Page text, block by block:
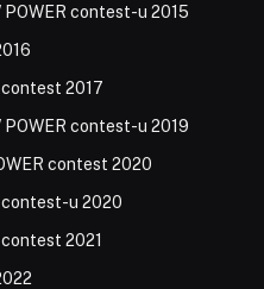
POWER contest-u 2015
contest 2017
POWER contest-u 2019
contest 2020
contest-u 2020
2021